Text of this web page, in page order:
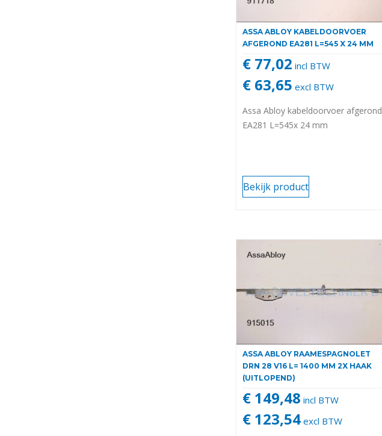
ASSA ABLOY KABELDOORVOER
AFGEROND EA281 L=545 X 24 MM
€ 77,02 incl BTW
€ 63,65 excl BTW
Assa Abloy kabeldoorvoer afgerond
EA281 L=545x 24 mm
Bekijk product
ASSA ABLOY RAAMESPAGNOLET
DRN 28 V16 L= 1400 MM 2X HAAK
(UITLOPEND)
€ 149,48 incl BTW
€ 123,54 excl BTW